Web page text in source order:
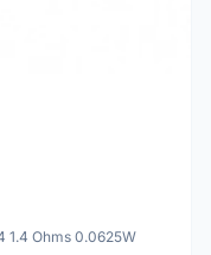
1.4 Ohms 0.0625W